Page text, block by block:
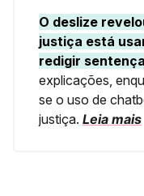
O deslize
justiça está
redigir
explicações,
se o uso de
justiça. Leia mais